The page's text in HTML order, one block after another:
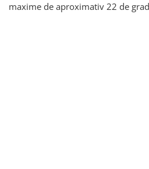
maxime de aproximativ 22 de